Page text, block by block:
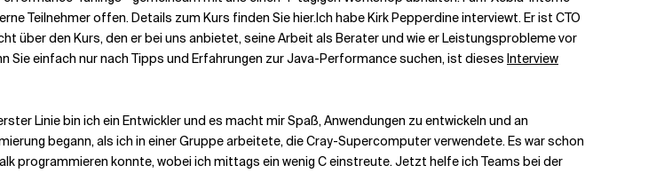
Teilnehmer offen. Details zum Kurs finden Sie hier.Ich habe Kirk Pepperdine interviewt. Er ist CTO
über den Kurs, den er bei uns anbietet, seine Arbeit als Berater und wie er Leistungsprobleme vor
Sie einfach nur nach Tipps und Erfahrungen zur Java-Performance suchen, ist dieses Interview
Linie bin ich ein Entwickler und es macht mir Spaß, Anwendungen zu entwickeln und an
begann, als ich in einer Gruppe arbeitete, die Cray-Supercomputer verwendete. Es war schon
programmieren konnte, wobei ich mittags ein wenig C einstreute. Jetzt helfe ich Teams bei der